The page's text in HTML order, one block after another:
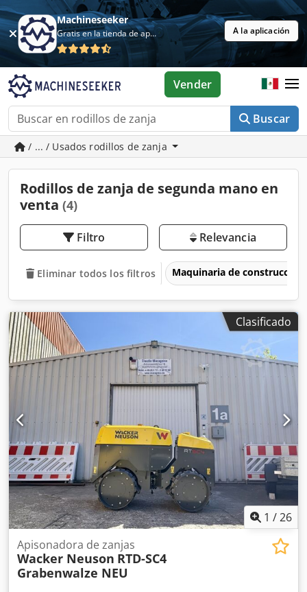
Machineseeker
Gratis en la tienda de aplicaciones A la aplicación
Buscar
Vender
/ ... / Usados rodillos de zanja
Rodillos de zanja de segunda mano en
venta (4)
Filtro Relevancia
Eliminar todos los filtros Maquinaria de construcción
Clasificado
1 /26
Apisonadora de zanjas
Wacker Neuson RTD-SC4
Grabenwalze NEU